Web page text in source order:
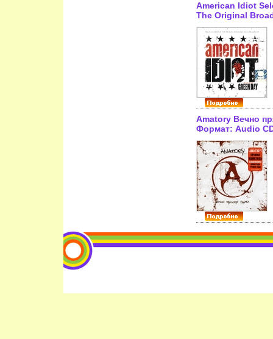
American Idiot
The Original
Recording
(Jewel Case)
Reprise Records,
Фирма
Лицензионные
4313j.
Amatory Вечно
Формат: Audio
Дистрибьютор:
Россия
Характеристики
аудионосителей
Российское
10241h.